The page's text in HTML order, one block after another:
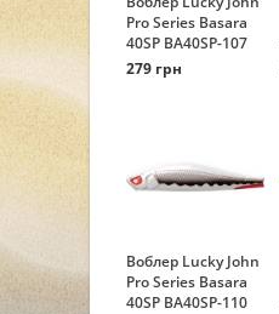
Pro Series Basara
40SP BA40SP-107
279 грн
Воблер Lucky John
Pro Series Basara
40SP BA40SP-110